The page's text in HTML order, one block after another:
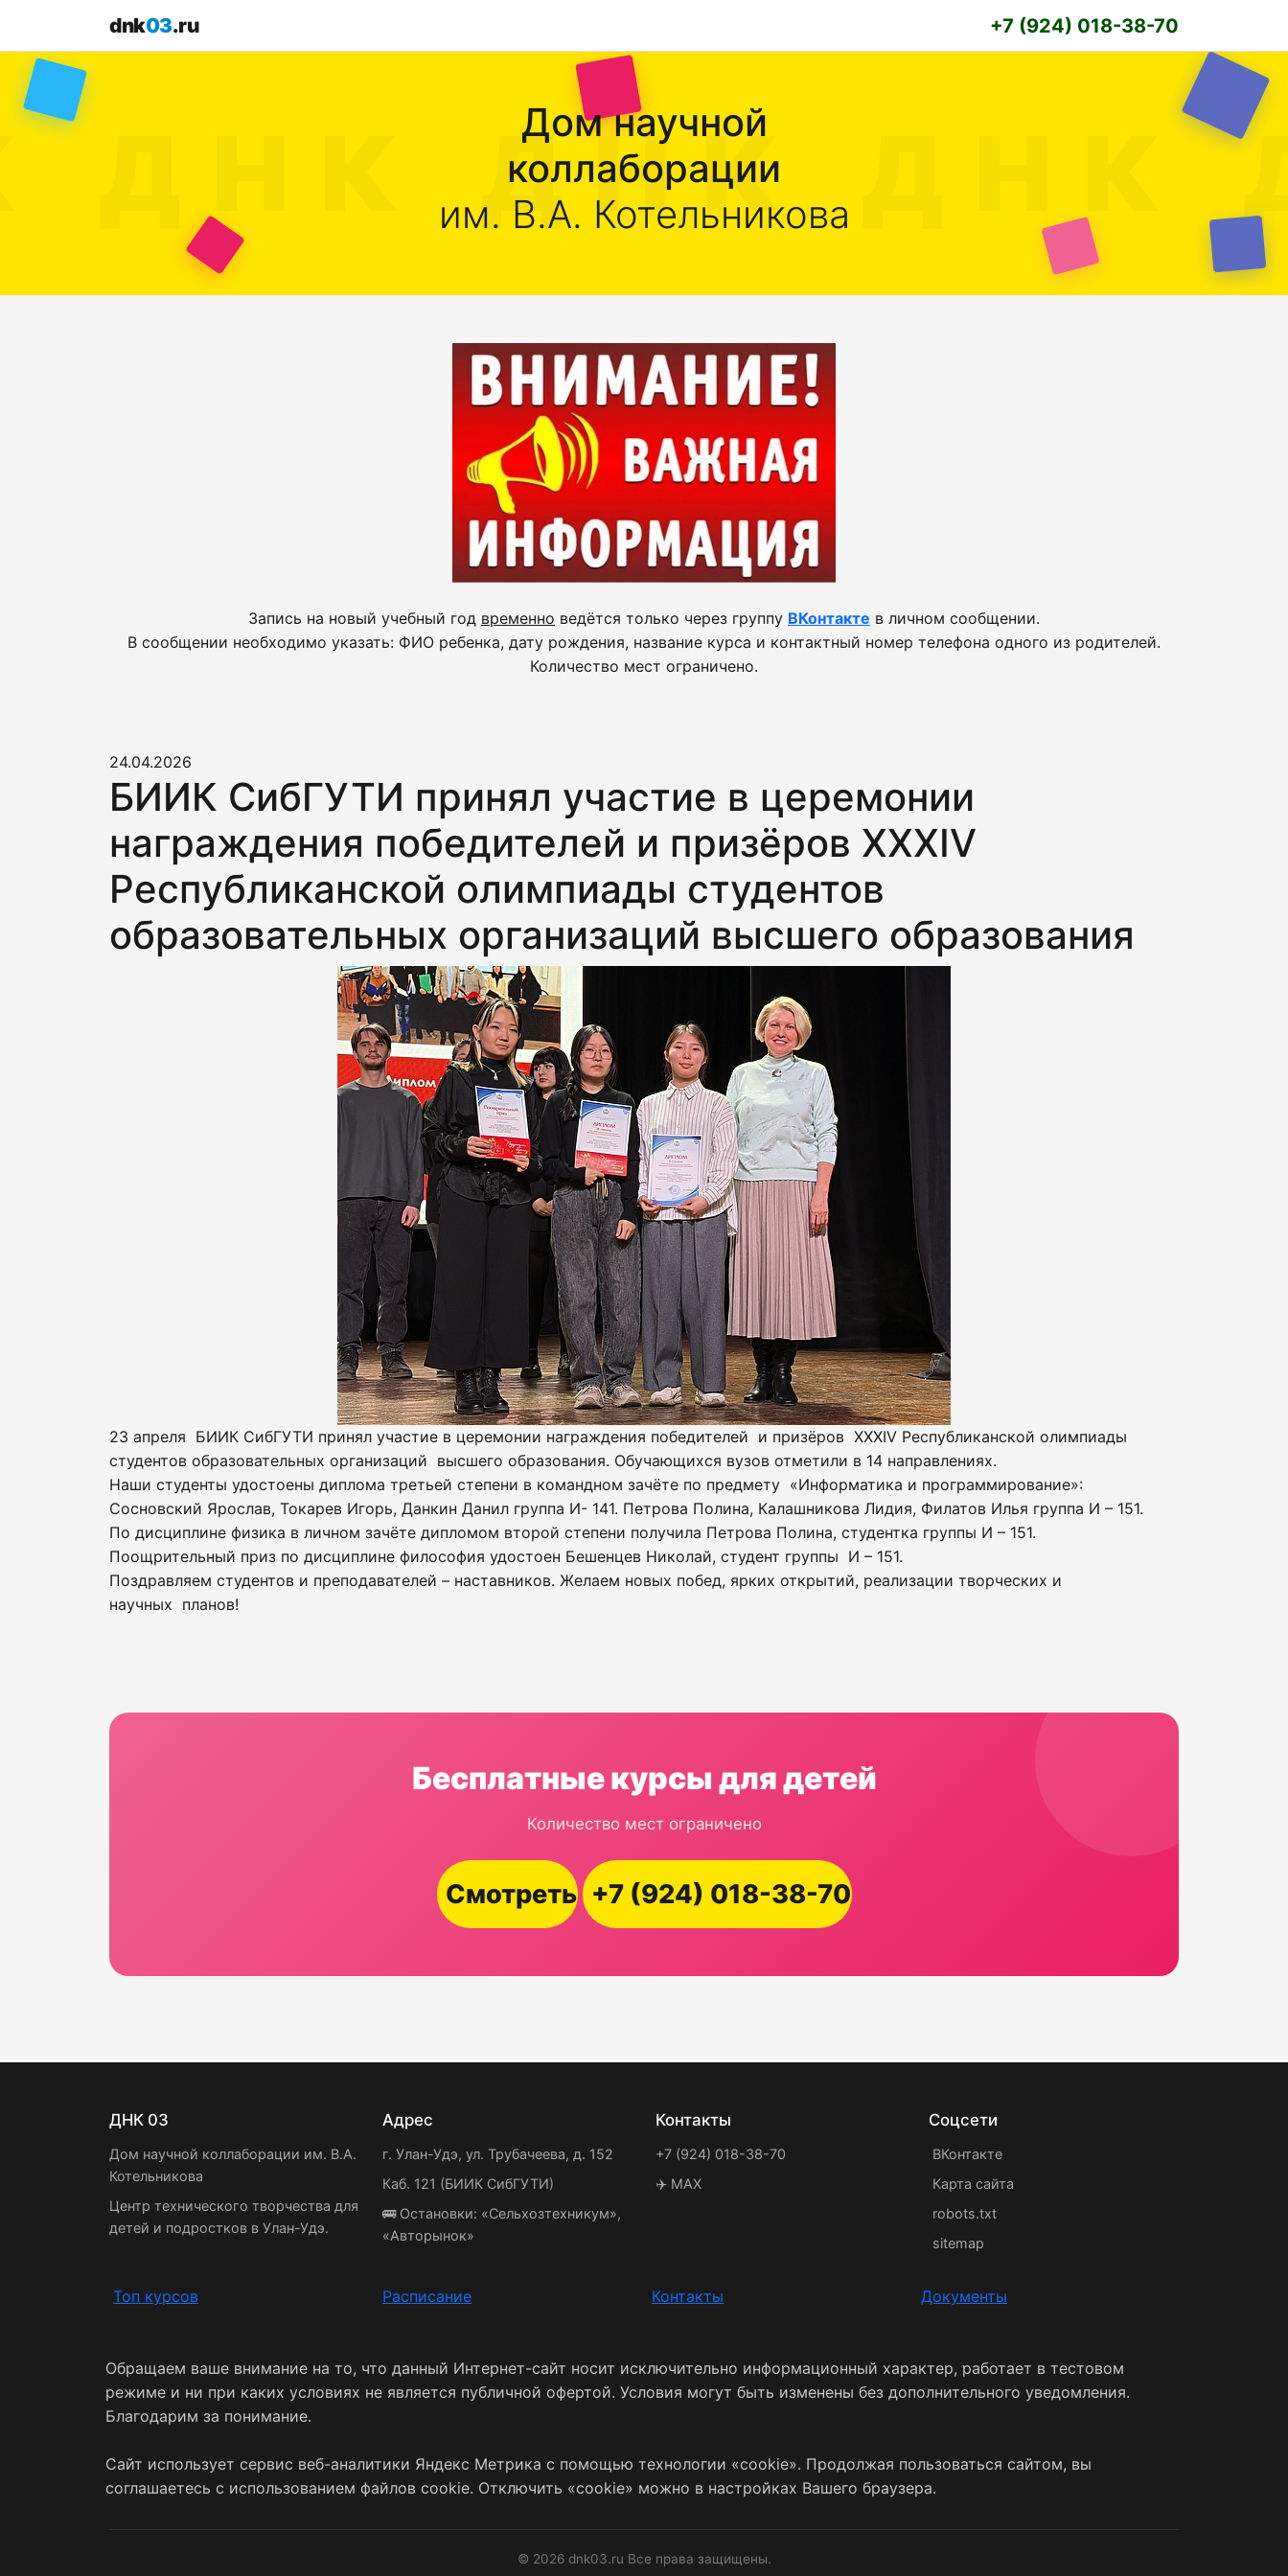
dnk03.ru +7 (924) 018-38-70
Дом научной
коллаборации
им. В.А. Котельникова
Запись на новый учебный год временно ведётся только через группу ВКонтакте в личном сообщении.
В сообщении необходимо указать: ФИО ребенка, дату рождения, название курса и контактный номер телефона одного из родителей.
Количество мест ограничено.
24.04.2026
БИИК СибГУТИ принял участие в церемонии
награждения победителей и призёров XXXIV
Республиканской олимпиады студентов
образовательных организаций высшего образования
23 апреля БИИК СибГУТИ принял участие в церемонии награждения победителей и призёров XXXIV Республиканской олимпиады
студентов образовательных организаций высшего образования. Обучающихся вузов отметили в 14 направлениях.
Наши студенты удостоены диплома третьей степени в командном зачёте по предмету «Информатика и программирование»:
Сосновский Ярослав, Токарев Игорь, Данкин Данил группа И- 141. Петрова Полина, Калашникова Лидия, Филатов Илья группа И – 151.
По дисциплине физика в личном зачёте дипломом второй степени получила Петрова Полина, студентка группы И – 151.
Поощрительный приз по дисциплине философия удостоен Бешенцев Николай, студент группы И – 151.
Поздравляем студентов и преподавателей – наставников. Желаем новых побед, ярких открытий, реализации творческих и
научных планов!
Бесплатные курсы для детей
Количество мест ограничено
Смотреть +7 (924) 018-38-70
ДНК 03
Дом научной коллаборации им. В.А.
Котельникова
Центр технического творчества для
детей и подростков в Улан-Удэ.
Адрес
г. Улан-Удэ, ул. Трубачеева, д. 152
Каб. 121 (БИИК СибГУТИ)
🚌 Остановки: «Сельхозтехникум»,
«Авторынок»
Контакты
+7 (924) 018-38-70
✈️ MAX
Соцсети
ВКонтакте
Карта сайта
robots.txt
sitemap
Топ курсов Расписание Контакты Документы
Обращаем ваше внимание на то, что данный Интернет-сайт носит исключительно информационный характер, работает в тестовом
режиме и ни при каких условиях не является публичной офертой. Условия могут быть изменены без дополнительного уведомления.
Благодарим за понимание.
Сайт использует сервис веб-аналитики Яндекс Метрика с помощью технологии «cookie». Продолжая пользоваться сайтом, вы
соглашаетесь с использованием файлов cookie. Отключить «cookie» можно в настройках Вашего браузера.
© 2026 dnk03.ru Все права защищены.